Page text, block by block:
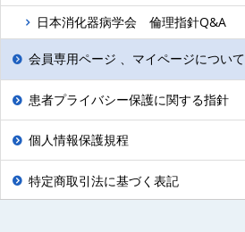
日本消化器病学会 倫理指針Q&A
会員専用ページ 、マイページについて
患者プライバシー保護に関する指針
個人情報保護規程
特定商取引法に基づく表記